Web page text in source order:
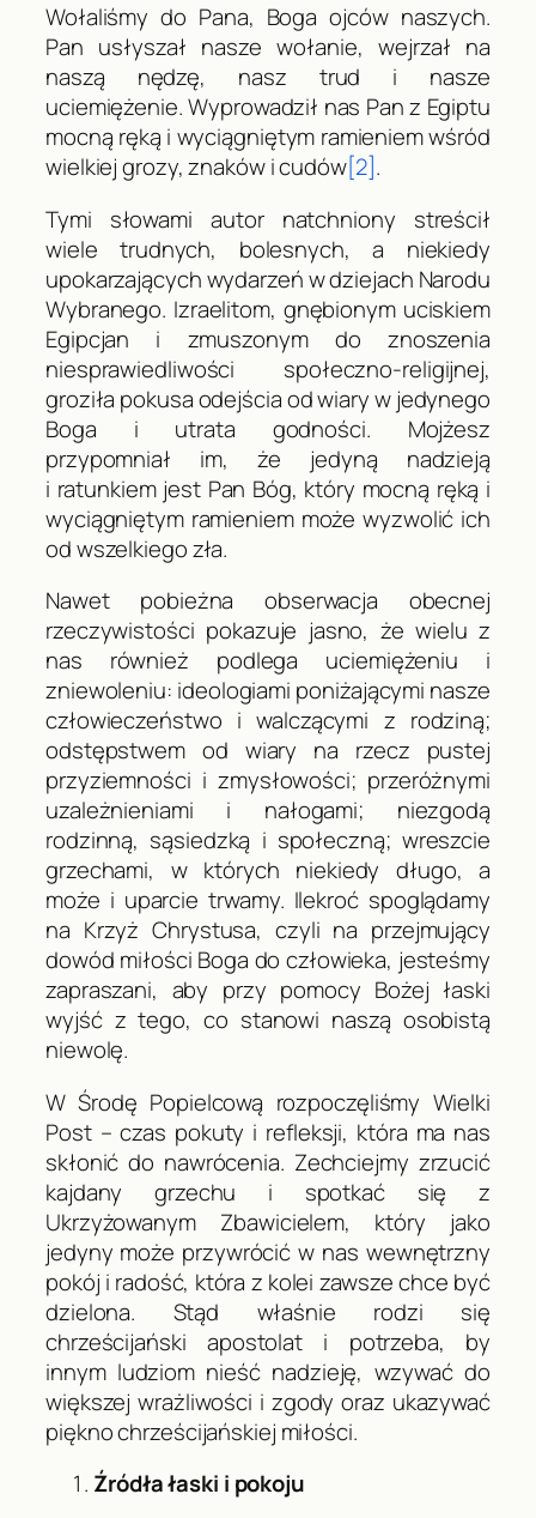
Wołaliśmy do Pana, Boga ojców naszych.
Pan usłyszał nasze wołanie, wejrzał na
naszą nędzę, nasz trud i nasze
uciemiężenie. Wyprowadził nas Pan z Egiptu
mocną ręką i wyciągniętym ramieniem wśród
wielkiej grozy, znaków i cudów[2].
Tymi słowami autor natchniony streścił
wiele trudnych, bolesnych, a niekiedy
upokarzających wydarzeń w dziejach Narodu
Wybranego. Izraelitom, gnębionym uciskiem
Egipcjan i zmuszonym do znoszenia
niesprawiedliwości społeczno-religijnej,
groziła pokusa odejścia od wiary w jedynego
Boga i utrata godności. Mojżesz
przypomniał im, że jedyną nadzieją
i ratunkiem jest Pan Bóg, który mocną ręką i
wyciągniętym ramieniemmoże wyzwolić ich
od wszelkiego zła.
Nawet pobieżna obserwacja obecnej
rzeczywistości pokazuje jasno, że wielu z
nas również podlega uciemiężeniu i
zniewoleniu: ideologiami poniżającymi nasze
człowieczeństwo i walczącymi z rodziną;
odstępstwem od wiary na rzecz pustej
przyziemności i zmysłowości; przeróżnymi
uzależnieniami i nałogami; niezgodą
rodzinną, sąsiedzką i społeczną; wreszcie
grzechami, w których niekiedy długo, a
może i uparcie trwamy. Ilekroć spoglądamy
na Krzyż Chrystusa, czyli na przejmujący
dowód miłości Boga do człowieka, jesteśmy
zapraszani, aby przy pomocy Bożej łaski
wyjść z tego, co stanowi naszą osobistą
niewolę.
W Środę Popielcową rozpoczęliśmy Wielki
Post – czas pokuty i refleksji, która ma nas
skłonić do nawrócenia. Zechciejmy zrzucić
kajdany grzechu i spotkać się z
Ukrzyżowanym Zbawicielem, który jako
jedyny może przywrócić w nas wewnętrzny
pokój i radość, która z kolei zawsze chce być
dzielona. Stąd właśnie rodzi się
chrześcijański apostolat i potrzeba, by
innym ludziom nieść nadzieję, wzywać do
większej wrażliwości i zgody oraz ukazywać
piękno chrześcijańskiej miłości.
Źródła łaski i pokoju